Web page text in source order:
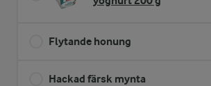
Flytande honung
Hackad färsk mynta